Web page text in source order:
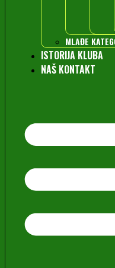
MLAĐE
ISTORIJA KLUBA
NAŠ KONTAKT